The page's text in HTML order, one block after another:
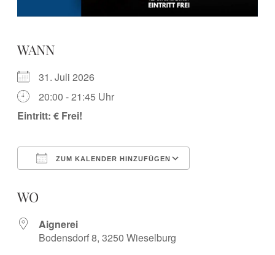
WANN
31. Juli 2026
20:00 - 21:45 Uhr
Eintritt: € Frei!
ZUM KALENDER HINZUFÜGEN
WO
Aignerei
Bodensdorf 8, 3250 Wieselburg